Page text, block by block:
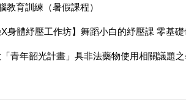
教育訓練（暑假課程）
X身體紓壓工作坊】舞蹈小白的紓壓課 零基
「青年韶光計畫」具非法藥物使用相關議題